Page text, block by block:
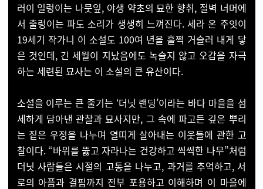
러이 일렁이는 나뭇잎, 야생 약초의 묘한 향취, 절벽 너머에
서 출렁이는 파도 소리가 생생히 느껴진다. 세라 온 주잇이
19세기 작가니 이 소설도 100여 년을 훌쩍 거슬러 내게 닿
은 것인데, 긴 세월이 지났음에도 녹슬지 않고 오감을 자극
하는 세련된 묘사는 이 소설의 큰 유산이다.
소설을 이루는 큰 줄기는 ‘더닛 랜딩’이라는 바다 마을을 섬
세하게 담아낸 관찰과 묘사지만, 그 속에 파고든 깊은 뿌리
는 짙은 우정을 나누며 열띠게 살아내는 이웃들에 관한 고
찰이다. “바위를 뚫고 자라나는 건강하고 씩씩한 나무”처럼
더닛 사람들은 시절의 고통을 나누고, 과거를 추억하고, 서
로의 아픔과 결핍까지 전부 포용하고 이해하며 이 마을에